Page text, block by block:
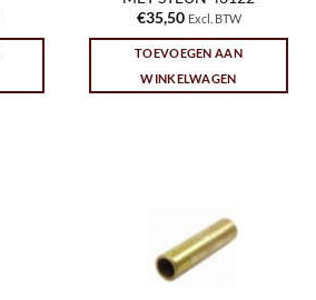
€35,50 Excl. BTW
TOEVOEGEN AAN
WINKELWAGEN